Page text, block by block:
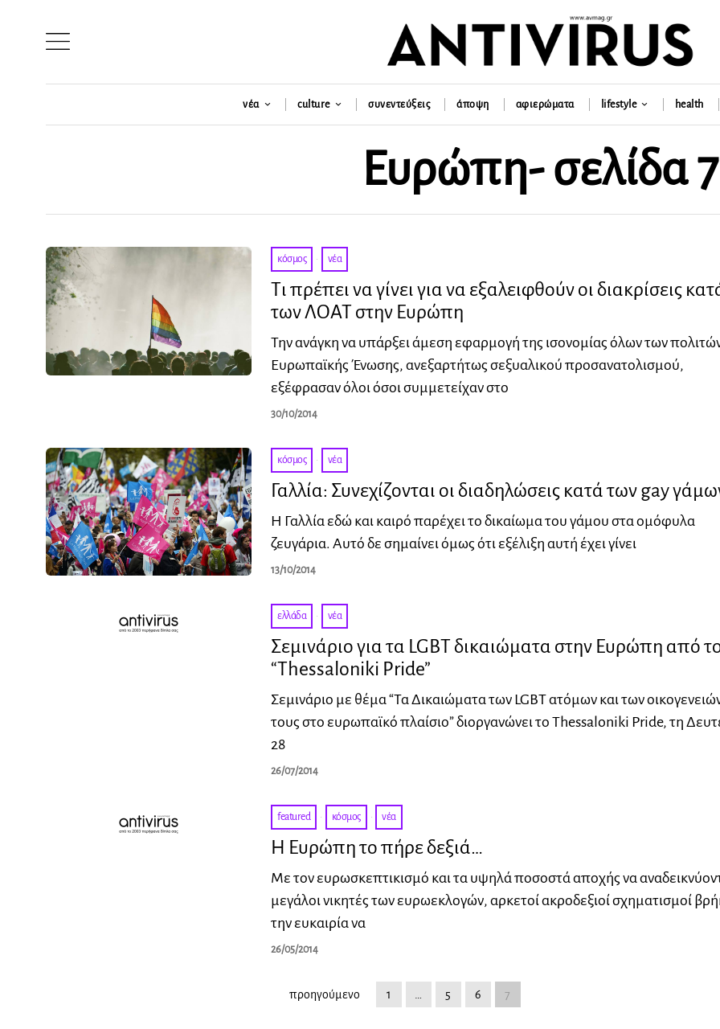
νέα culture συνεντεύξεις άποψη αφιερώματα lifestyle health
Ευρώπη- σελίδα 7
κόσμος · νέα
Τι πρέπει να γίνει για να εξαλειφθούν οι διακρίσεις
των ΛΟΑΤ στην Ευρώπη
Την ανάγκη να υπάρξει άμεση εφαρμογή της ισονομίας όλων των
Ευρωπαϊκής Ένωσης, ανεξαρτήτως σεξυαλικού προσανατολισμού,
εξέφρασαν όλοι όσοι συμμετείχαν στο
30/10/2014
κόσμος · νέα
Γαλλία: Συνεχίζονται οι διαδηλώσεις κατά των gay
Η Γαλλία εδώ και καιρό παρέχει το δικαίωμα του γάμου στα ομόφυλα
ζευγάρια. Αυτό δε σημαίνει όμως ότι εξέλιξη αυτή έχει γίνει
13/10/2014
ελλάδα · νέα
Σεμινάριο για τα LGBT δικαιώματα στην Ευρώπη από
“Thessaloniki Pride”
Σεμινάριο με θέμα “Τα Δικαιώματα των LGBT ατόμων και των
τους στο ευρωπαϊκό πλαίσιο” διοργανώνει το Thessaloniki Pride, τη
28
26/07/2014
featured · κόσμος · νέα
Η Ευρώπη το πήρε δεξιά…
Με τον ευρωσκεπτικισμό και τα υψηλά ποσοστά αποχής να
μεγάλοι νικητές των ευρωεκλογών, αρκετοί ακροδεξιοί σχηματισμοί
την ευκαιρία να
26/05/2014
προηγούμενο 1 5 6 7